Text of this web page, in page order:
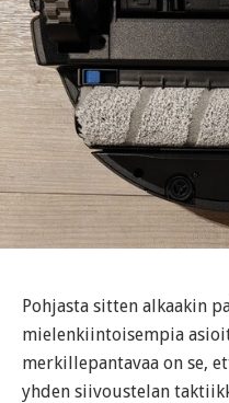
Pohjasta sitten alkaakin
mielenkiintoisempia
merkillepantavaa on se,
yhden siivoustelan